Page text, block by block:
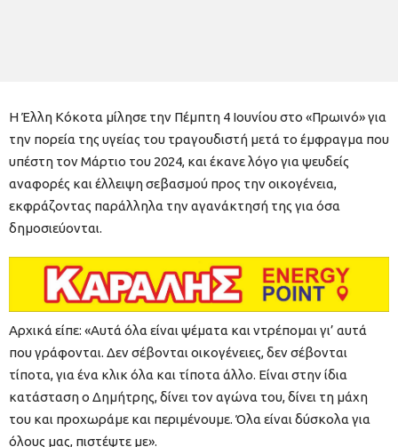
Η Έλλη Κόκοτα μίλησε την Πέμπτη 4 Ιουνίου στο «Πρωινό» για
την πορεία της υγείας του τραγουδιστή μετά το έμφραγμα που
υπέστη τον Μάρτιο του 2024, και έκανε λόγο για ψευδείς
αναφορές και έλλειψη σεβασμού προς την οικογένεια,
εκφράζοντας παράλληλα την αγανάκτησή της για όσα
δημοσιεύονται.
Αρχικά είπε: «Αυτά όλα είναι ψέματα και ντρέπομαι γι’ αυτά
που γράφονται. Δεν σέβονται οικογένειες, δεν σέβονται
τίποτα, για ένα κλικ όλα και τίποτα άλλο. Είναι στην ίδια
κατάσταση ο Δημήτρης, δίνει τον αγώνα του, δίνει τη μάχη
του και προχωράμε και περιμένουμε. Όλα είναι δύσκολα για
όλους μας, πιστέψτε με».